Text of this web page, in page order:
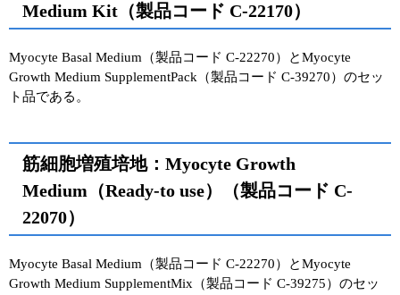
Medium Kit（製品コード C-22170）
Myocyte Basal Medium（製品コード C-22270）とMyocyte
Growth Medium SupplementPack（製品コード C-39270）のセッ
ト品である。
筋細胞増殖培地：Myocyte Growth
Medium（Ready-to use）（製品コード C-
22070）
Myocyte Basal Medium（製品コード C-22270）とMyocyte
Growth Medium SupplementMix（製品コード C-39275）のセッ